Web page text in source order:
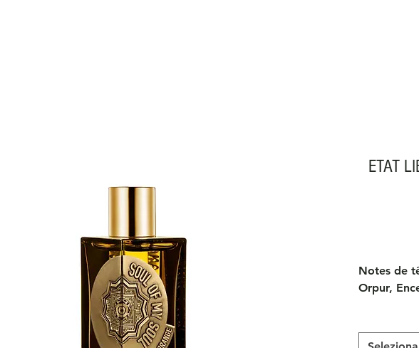
ETAT
Notes de
Orpur,
Notes de
Absolu de